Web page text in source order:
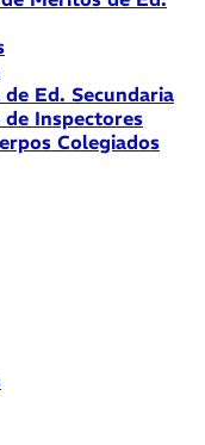
Ed. Secundaria
Inspectores
Colegiados